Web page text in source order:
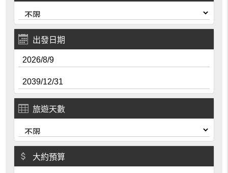
出發日期
旅遊天數
attach_money 大約預算